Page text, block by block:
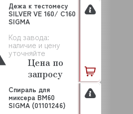
Код завода:
наличие и цену
уточняйте
Дежа к тестомесу
SILVER VE 160/ C160
SIGMA
Цена по
запросу
Спираль для
миксера BM60
SIGMA (01101246)